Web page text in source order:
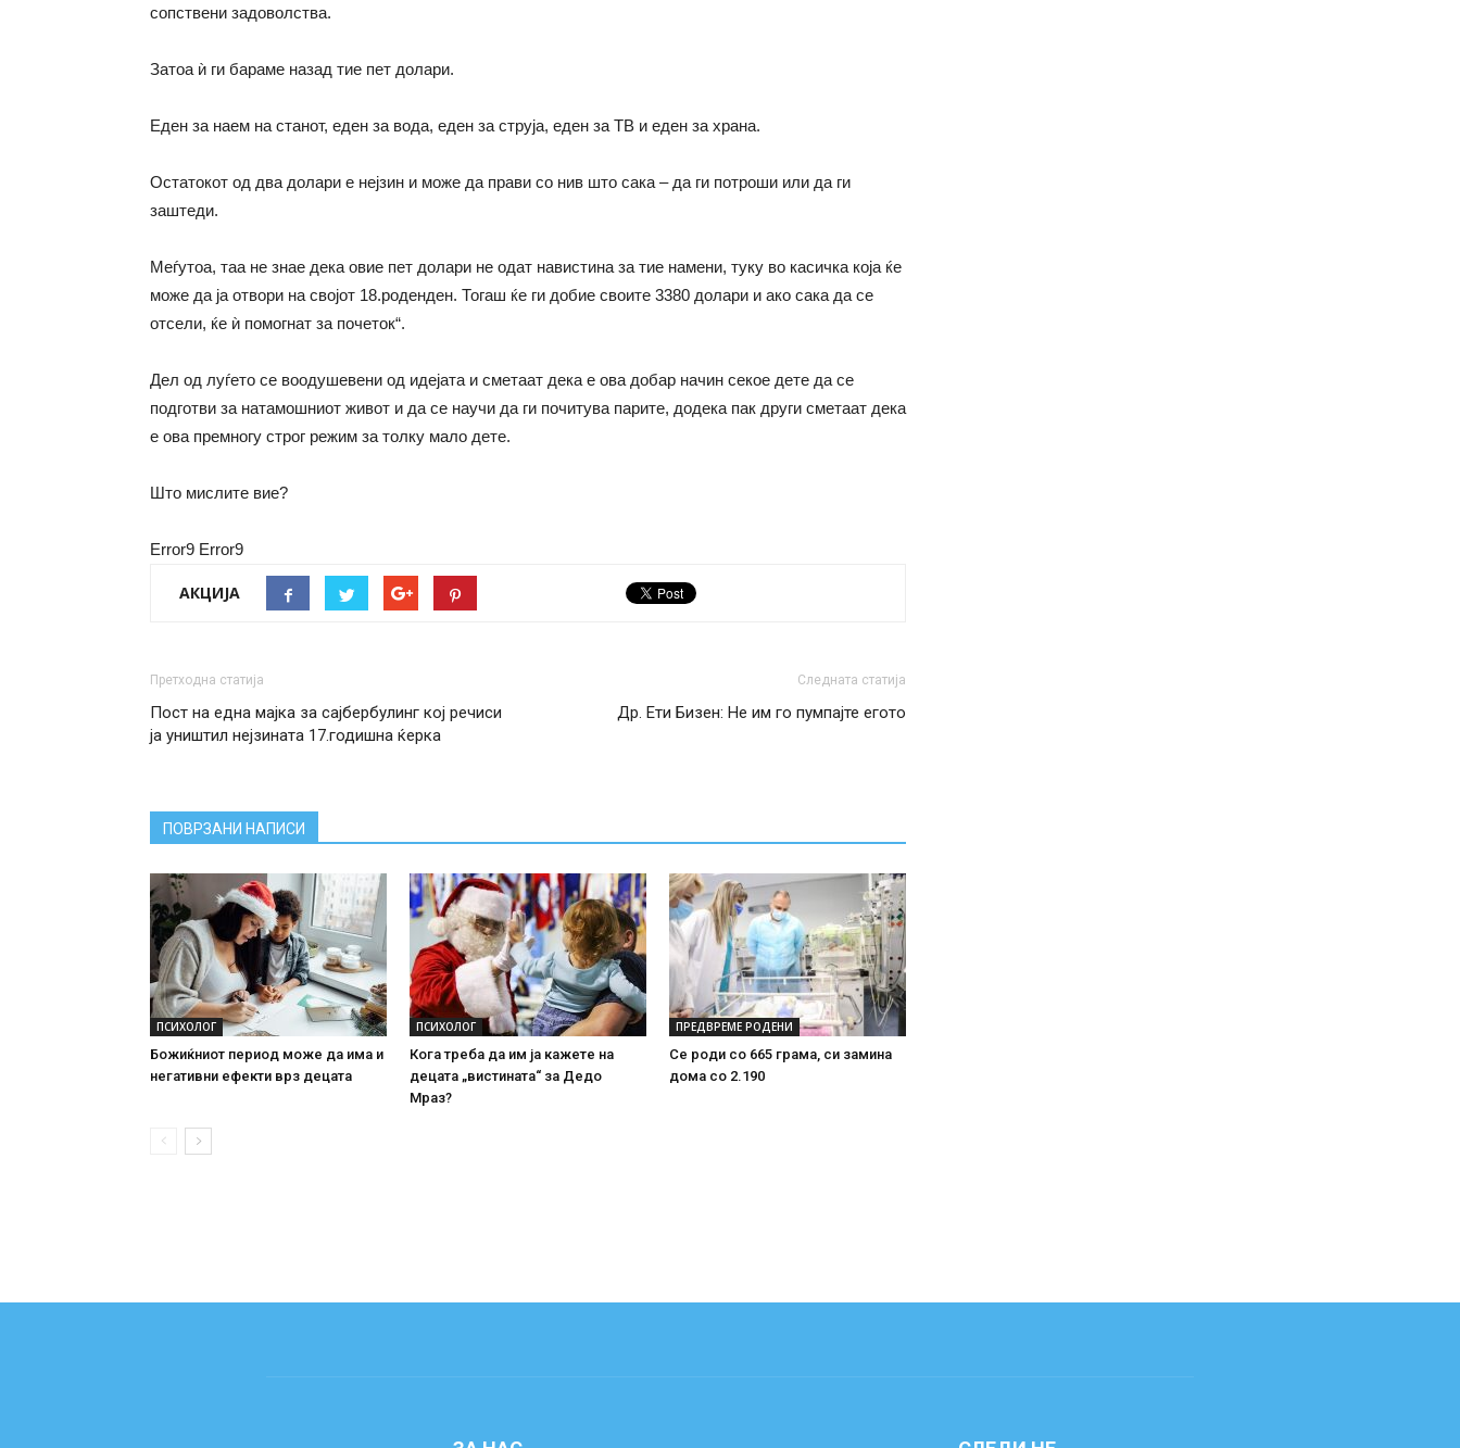
сопствени задоволства.
Затоа ѝ ги бараме назад тие пет долари.
Еден за наем на станот, еден за вода, еден за струја, еден за ТВ и еден за храна.
Остатокот од два долари е нејзин и може да прави со нив што сака – да ги потроши или да ги
заштеди.
Меѓутоа, таа не знае дека овие пет долари не одат навистина за тие намени, туку во касичка која ќе
може да ја отвори на својот 18.роденден. Тогаш ќе ги добие своите 3380 долари и ако сака да се
отсели, ќе ѝ помогнат за почеток“.
Дел од луѓето се воодушевени од идејата и сметаат дека е ова добар начин секое дете да се
подготви за натамошниот живот и да се научи да ги почитува парите, додека пак други сметаат дека
е ова премногу строг режим за толку мало дете.
Што мислите вие?
Error9 Error9
АКЦИЈА
Претходна статија
Пост на една мајка за сајбербулинг кој речиси
ја уништил нејзината 17.годишна ќерка
Следната статија
Др. Ети Бизен: Не им го пумпајте егото
ПОВРЗАНИ НАПИСИ
ПСИХОЛОГ
Божиќниот период може да има и
негативни ефекти врз децата
ПСИХОЛОГ
Кога треба да им ја кажете на
децата „вистината“ за Дедо
Мраз?
ПРЕДВРЕМЕ РОДЕНИ
Се роди со 665 грама, си замина
дома со 2.190